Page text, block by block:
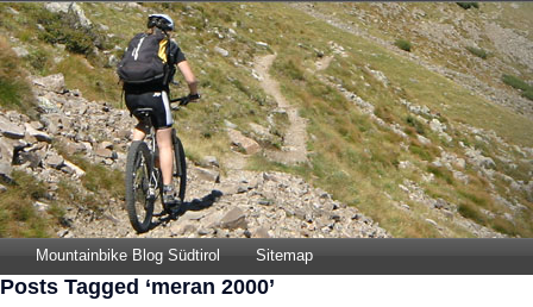
Mountainbike Blog Südtirol Sitemap
Posts Tagged ‘meran 2000’